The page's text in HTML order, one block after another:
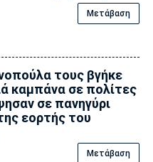
Μετάβαση
τους βγήκε
καμπάνα σε πολίτες
σε πανηγύρι
εορτής του
Μετάβαση